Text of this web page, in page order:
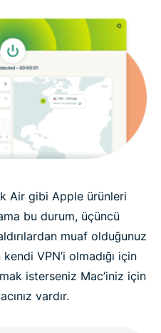
Air gibi Apple ürünleri
bu durum, üçüncü
muaf olduğunuz
VPN’i olmadığı için
isterseniz Mac’iniz için
vardır.